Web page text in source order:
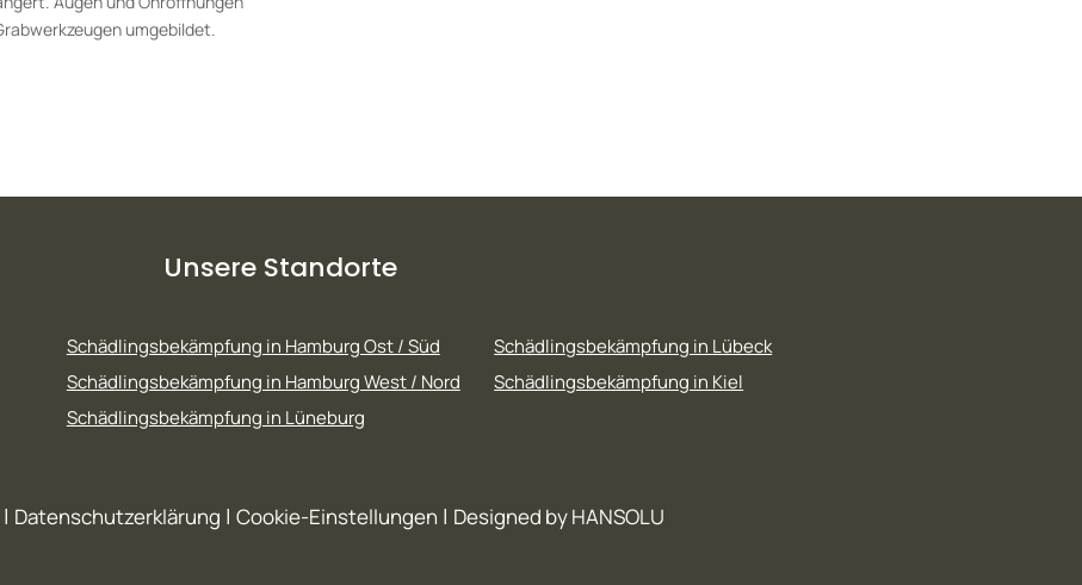
umgebildet.
Unsere Standorte
Schädlingsbekämpfung in Hamburg Ost / Süd
Schädlingsbekämpfung in Hamburg West / Nord
Schädlingsbekämpfung in Lüneburg
Schädlingsbekämpfung in Lübeck
Schädlingsbekämpfung in Kiel
| Datenschutzerklärung | Cookie-Einstellungen | Designed by HANSOLU